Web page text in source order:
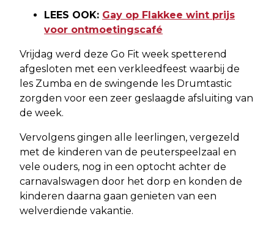
LEES OOK: Gay op Flakkee wint prijs
voor ontmoetingscafé
Vrijdag werd deze Go Fit week spetterend
afgesloten met een verkleedfeest waarbij de
les Zumba en de swingende les Drumtastic
zorgden voor een zeer geslaagde afsluiting van
de week.
Vervolgens gingen alle leerlingen, vergezeld
met de kinderen van de peuterspeelzaal en
vele ouders, nog in een optocht achter de
carnavalswagen door het dorp en konden de
kinderen daarna gaan genieten van een
welverdiende vakantie.